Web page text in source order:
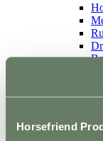
Horsefriend